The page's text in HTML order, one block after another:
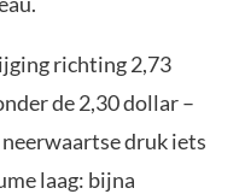
richting 2,73
de 2,30 dollar –
druk iets
laag: bijna